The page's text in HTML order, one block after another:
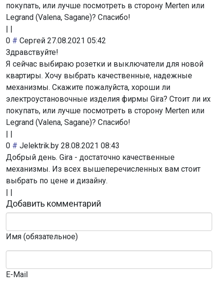
покупать, или лучше посмотреть в сторону Merten или
Legrand (Valena, Sagane)? Спасибо!
| |
0 # Сергей 27.08.2021 05:42
Здравствуйте!
Я сейчас выбираю розетки и выключатели для новой
квартиры. Хочу выбрать качественные, надежные
механизмы. Скажите пожалуйста, хороши ли
электроустановочные изделия фирмы Gira? Стоит ли их
покупать, или лучше посмотреть в сторону Merten или
Legrand (Valena, Sagane)? Спасибо!
| |
0 # Jelektrik.by 28.08.2021 08:43
Добрый день. Gira - достаточно качественные
механизмы. Из всех вышеперечисленных вам стоит
выбрать по цене и дизайну.
| |
Добавить комментарий
Имя (обязательное)
E-Mail